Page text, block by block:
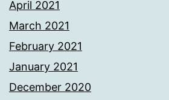
April 2021
March 2021
February 2021
January 2021
December 2020